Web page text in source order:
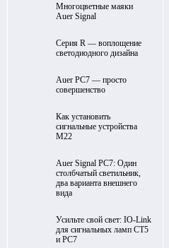
Многоцветные маяки
Auer Signal
Серия R — воплощение
светодиодного дизайна
Auer PC7 — просто
совершенство
Как установить
сигнальные устройства
М22
Auer Signal PC7: Один
столбчатый светильник,
два варианта внешнего
вида
Усильте свой свет: IO-Link
для сигнальных ламп CT5
и PC7